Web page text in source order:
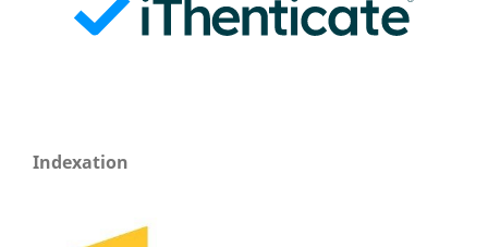
Indexation